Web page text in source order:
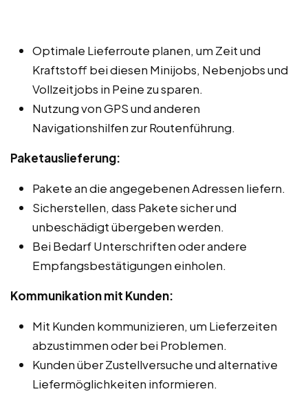
Optimale Lieferroute planen, um Zeit und
Kraftstoff bei diesen Minijobs, Nebenjobs und
Vollzeitjobs in Peine zu sparen.
Nutzung von GPS und anderen
Navigationshilfen zur Routenführung.
Paketauslieferung:
Pakete an die angegebenen Adressen liefern.
Sicherstellen, dass Pakete sicher und
unbeschädigt übergeben werden.
Bei Bedarf Unterschriften oder andere
Empfangsbestätigungen einholen.
Kommunikation mit Kunden:
Mit Kunden kommunizieren, um Lieferzeiten
abzustimmen oder bei Problemen.
Kunden über Zustellversuche und alternative
Liefermöglichkeiten informieren.